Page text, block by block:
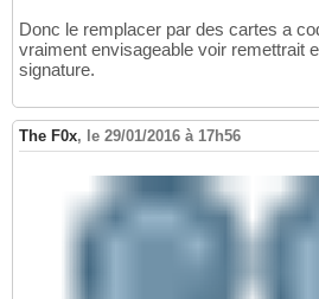
Donc le remplacer par des cartes a
vraiment envisageable voir remettrait
signature.
The F0x, le 29/01/2016 à 17h56